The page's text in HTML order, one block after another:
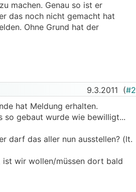
machen. Genau so ist er
das noch nicht gemacht hat
Ohne Grund hat der
9.3.2011 (#2
hat Meldung erhalten.
so gebaut wurde wie bewilligt...
darf das aller nun ausstellen? (lt.
ist wir wollen/müssen dort bald